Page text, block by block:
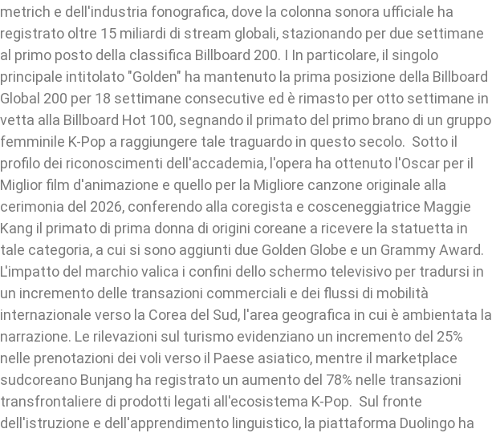
metrich e dell'industria fonografica, dove la colonna sonora ufficiale ha
registrato oltre 15 miliardi di stream globali, stazionando per due settimane
al primo posto della classifica Billboard 200. I In particolare, il singolo
principale intitolato "Golden" ha mantenuto la prima posizione della Billboard
Global 200 per 18 settimane consecutive ed è rimasto per otto settimane in
vetta alla Billboard Hot 100, segnando il primato del primo brano di un gruppo
femminile K-Pop a raggiungere tale traguardo in questo secolo. Sotto il
profilo dei riconoscimenti dell'accademia, l'opera ha ottenuto l'Oscar per il
Miglior film d'animazione e quello per la Migliore canzone originale alla
cerimonia del 2026, conferendo alla coregista e cosceneggiatrice Maggie
Kang il primato di prima donna di origini coreane a ricevere la statuetta in
tale categoria, a cui si sono aggiunti due Golden Globe e un Grammy Award.
L'impatto del marchio valica i confini dello schermo televisivo per tradursi in
un incremento delle transazioni commerciali e dei flussi di mobilità
internazionale verso la Corea del Sud, l'area geografica in cui è ambientata la
narrazione. Le rilevazioni sul turismo evidenziano un incremento del 25%
nelle prenotazioni dei voli verso il Paese asiatico, mentre il marketplace
sudcoreano Bunjang ha registrato un aumento del 78% nelle transazioni
transfrontaliere di prodotti legati all'ecosistema K-Pop. Sul fronte
dell'istruzione e dell'apprendimento linguistico, la piattaforma Duolingo ha